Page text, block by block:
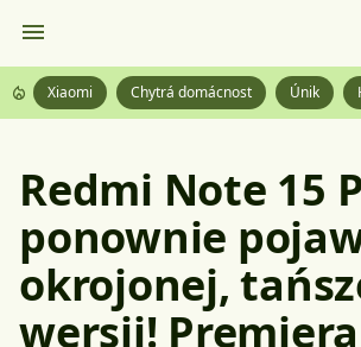
Xiaomi Chytrá domácnost Únik
Redmi Note 15
ponownie
okrojonej,
wersji!